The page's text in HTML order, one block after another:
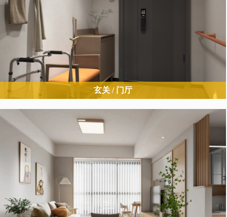
玄关 / 门厅
避免老人入户时磕碰、绊倒或找不到钥匙。